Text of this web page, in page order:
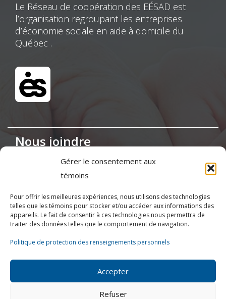
Gérer le consentement aux
témoins
Pour offrir les meilleures expériences, nous utilisons des technologies
telles que les témoins pour stocker et/ou accéder aux informations des
appareils. Le fait de consentir à ces technologies nous permettra de
traiter des données telles que le comportement de navigation.
Politique de protection des renseignements personnels
Accepter
Refuser
Le Réseau de coopération des EÉSAD est
l’organisation regroupant les entreprises
d’économie sociale en aide à domicile du
Québec .
Nous joindre
Maison de la Coopération,
155, boul. Charest Est, bureau 120, Québec
(418) 622-1001
1 (855) 837-9142
info@ressources.coop